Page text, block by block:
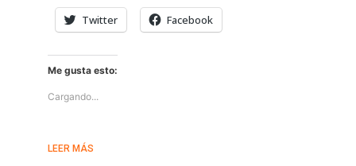
Twitter Facebook
Me gusta esto:
Cargando...
LEER MÁS